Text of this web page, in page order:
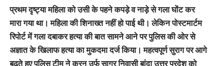
प्रथम दृष्ट्या महिला को उसी के पहने कपड़े व नाड़े से गला घोंट कर
मारा गया था। महिला की शिनाख्त नहीं हो पाई थी। लेकिन पोस्टमार्टम
रिपोर्ट में गला दबाकर हत्या की बात सामने आने पर पुलिस की ओर से
अज्ञात के खिलाफ हत्या का मुकदमा दर्ज किया। महत्वपूर्ण सुराग पर आगे
बढ़ते हुए पुलिस टीम ने करन उर्फ सागर निवासी बांदा उत्तर प्रदेश को